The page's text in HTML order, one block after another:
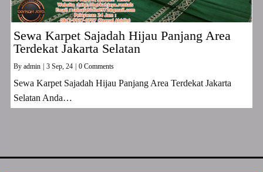
Sewa Karpet Sajadah Hijau Panjang Area
Terdekat Jakarta Selatan
By admin 3 Sep, 24 0 Comments
Sewa Karpet Sajadah Hijau Panjang Area Terdekat Jakarta
Selatan Anda…